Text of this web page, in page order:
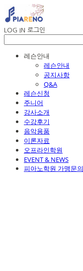
LOG IN 로그인
레슨안내
레슨안내
공지사항
Q&A
레슨신청
주니어
강사소개
수강후기
음악용품
이론자료
오프라인학원
EVENT & NEWS
피아노학원 가맹문의